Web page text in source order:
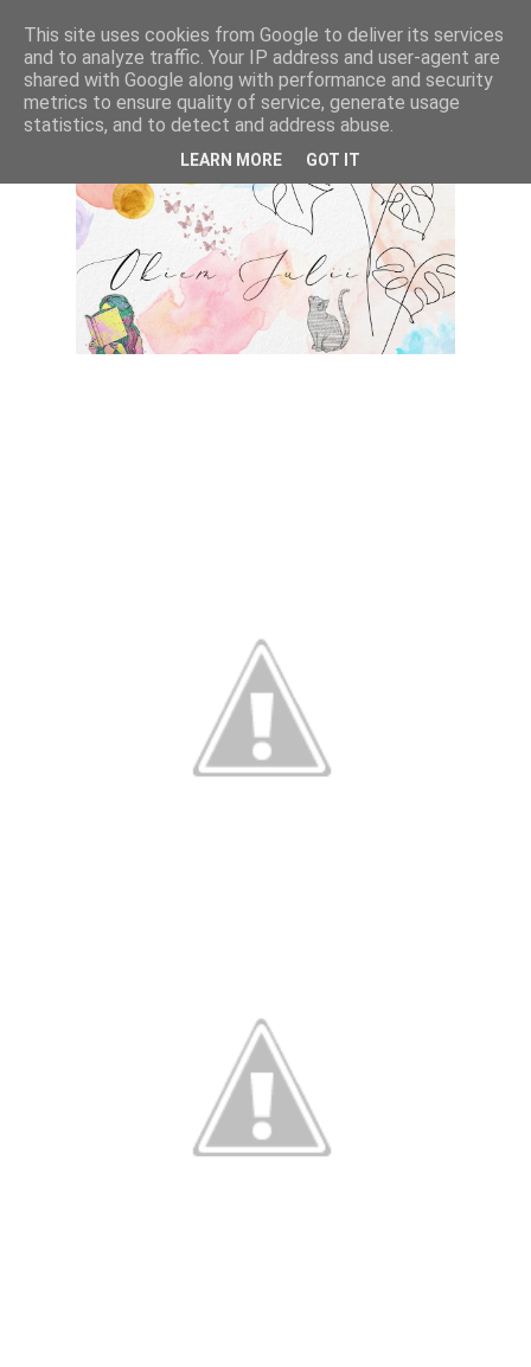
This site uses cookies from Google to deliver its services
and to analyze traffic. Your IP address and user-agent are
shared with Google along with performance and security
metrics to ensure quality of service, generate usage
statistics, and to detect and address abuse.
LEARN MORE GOT IT